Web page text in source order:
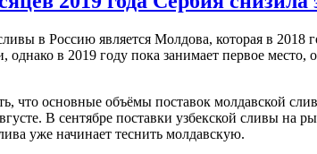
в Россию является Молдова, которая в 2018
однако в 2019 году пока занимает первое
что основные объёмы поставок молдавской
В сентябре поставки узбекской сливы
уже начинает теснить молдавскую.